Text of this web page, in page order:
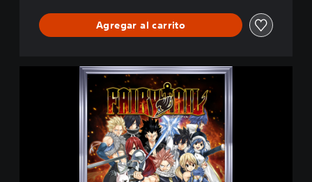
Agregar al carrito